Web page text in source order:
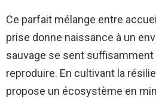
Ce parfait mélange entre
prise donne naissance à un
sauvage se sent
reproduire. En cultivant la
propose un écosystème en